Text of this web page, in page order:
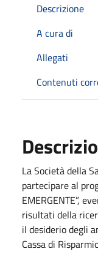
Descrizione
A cura di
Allegati
Contenuti
La Società della
partecipare al
EMERGENTE”,
risultati della
il desiderio degli
Cassa di